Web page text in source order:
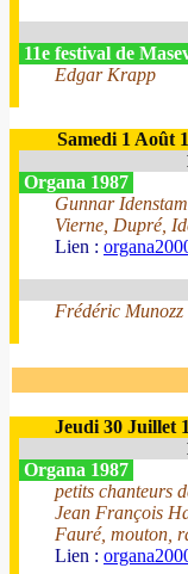
11e festival de
Edgar Krapp
Samedi 1 Août
Organa 1987
Gunnar Idenstam
Vierne, Dupré,
Lien :
Frédéric Munozz
Jeudi 30 Juillet
Organa 1987
petits chanteurs
Jean François
Fauré, mouton,
Lien :